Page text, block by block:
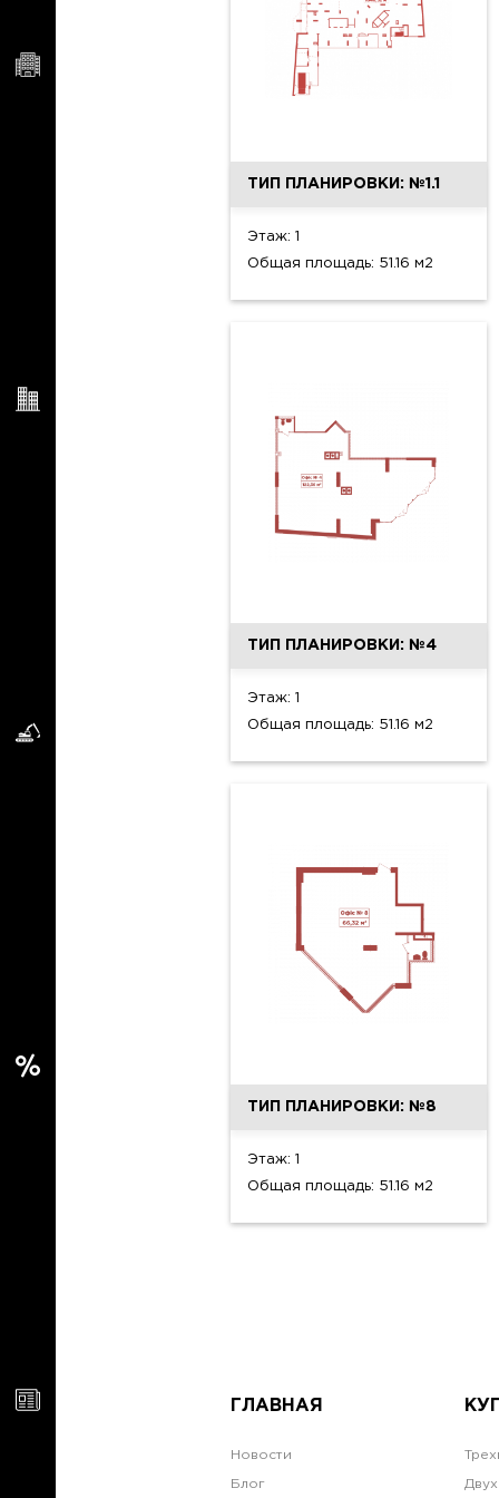
ТИП ПЛАНИРОВКИ: №1.1
Этаж: 1
Общая площадь: 51.16 м2
ТИП ПЛАНИРОВКИ: №4
Этаж: 1
Общая площадь: 51.16 м2
ТИП ПЛАНИРОВКИ: №8
Этаж: 1
Общая площадь: 51.16 м2
ГЛАВНАЯ
Новости
Блог